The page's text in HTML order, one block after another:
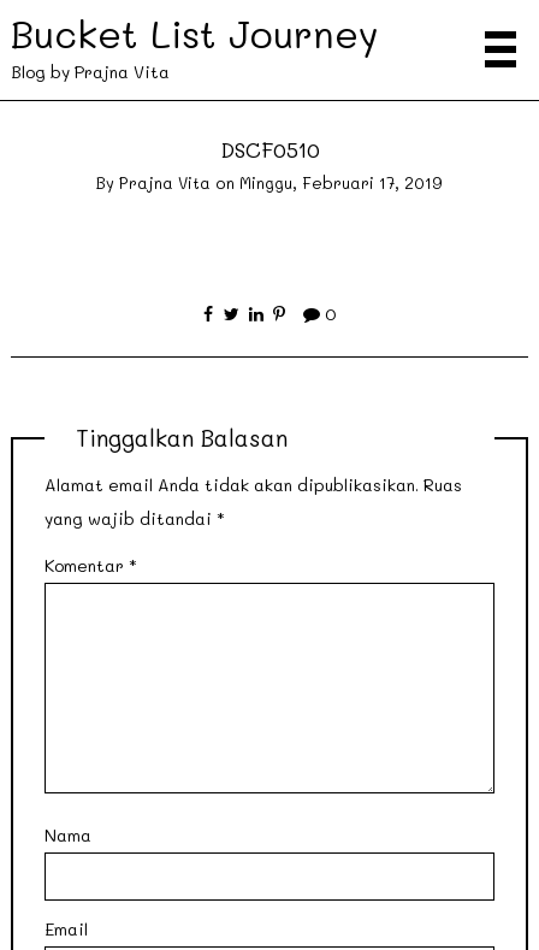
Bucket List Journey
Blog by Prajna Vita
DSCF0510
By Prajna Vita on Minggu, Februari 17, 2019
0
Tinggalkan Balasan
Alamat email Anda tidak akan dipublikasikan. Ruas
yang wajib ditandai *
Komentar *
Nama
Email